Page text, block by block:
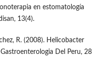
en estomatología
13(4).
R. (2008). Helicobacter
Del Peru, 28